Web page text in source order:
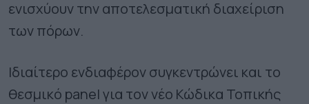
ενισχύουν την αποτελεσματική διαχείριση
των πόρων.
Ιδιαίτερο ενδιαφέρον συγκεντρώνει και το
θεσμικό panel για τον νέο Κώδικα Τοπικής